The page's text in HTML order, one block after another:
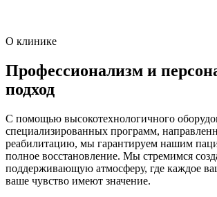
О клинике
Профессионализм и
подход
С помощью высокотехнологичного
специализированных программ,
реабилитацию, мы гарантируем нашим
полное восстановление. Мы стремимся
поддерживающую атмосферу, где каждое
ваше чувство имеют значение.